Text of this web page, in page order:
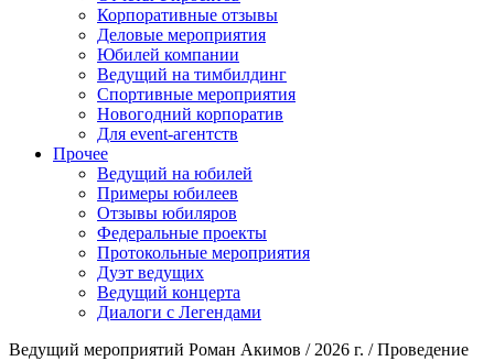
Корпоративные отзывы
Деловые мероприятия
Юбилей компании
Ведущий на тимбилдинг
Спортивные мероприятия
Новогодний корпоратив
Для event-агентств
Прочее
Ведущий на юбилей
Примеры юбилеев
Отзывы юбиляров
Федеральные проекты
Протокольные мероприятия
Дуэт ведущих
Ведущий концерта
Диалоги с Легендами
Ведущий мероприятий Роман Акимов / 2026 г. / Проведение